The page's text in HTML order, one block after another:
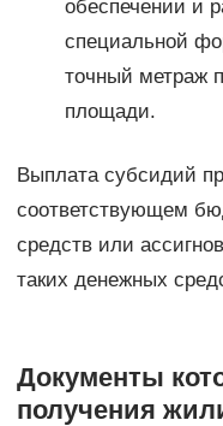
обеспечении и
специальной
точный метраж
площади.
Выплата субсидий
соответствующем
средств или
таких денежных
Документы
получения